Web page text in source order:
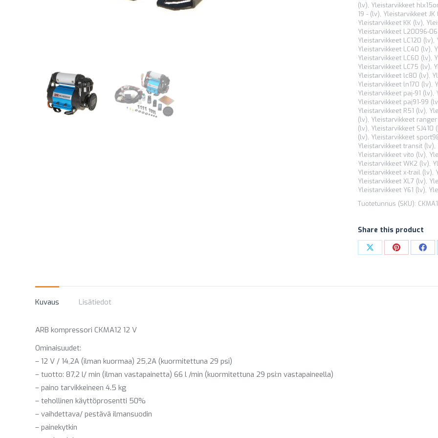
(lv), Yleistarvikkeet
19 - (lv), Yleistarvikkeet JK
Yleistarvikkeet KK (lv),
Yleistarvikkeet L20096-
Yleistarvikkeet LC120 (lv),
Yleistarvikkeet LC40 (lv),
Yleistarvikkeet LC60 (lv),
Yleistarvikkeet LC75 (lv),
Yleistarvikkeet lc80 (lv),
Yleistarvikkeet ln170 (lv),
Yleistarvikkeet paj-91 (lv),
Yleistarvikkeet paj91-99
Yleistarvikkeet R51 (lv),
(lv), Yleistarvikkeet ranger
(lv), Yleistarvikkeet SJ410
(lv), Yleistarvikkeet
Yleistarvikkeet transit (lv),
Yleistarvikkeet vito (lv),
Yleistarvikkeet WK2 (lv),
Yleistarvikkeet x-trail (lv),
Yleistarvikkeet XL7 (lv),
Yleistarvikkeet Y61 (lv),
Tuotetunnus (SKU):
Share this product
Share Share
Kuvaus Lisätiedot
ARB kompressori CKMA12 12 V
Ominaisuudet:
– 12 V / 14,2A (ilman kuormaa) 25,2A (kuormitettuna 29 psi)
– tuotto: 87,2 l/ min (ilman vastapainetta) 66 l /min (kuormitettuna 29 psi:n vastapaineella)
– paino tarvikkeineen 4.5 kg
– tehollinen käyttöprosentti 50%
– vaihdettava/ pestävä ilmansuodin
– painekytkin